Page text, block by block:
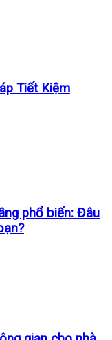
Tiết Kiệm
phổ biến: Đâu